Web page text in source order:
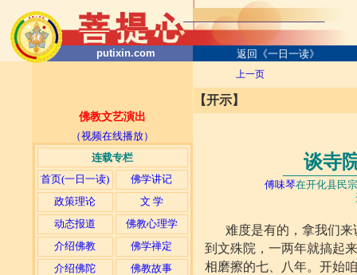
putixin.com 返回《一日一读》
佛教文艺演出
（视频在线播放）
连载专栏
首页(一日一读)
佛学讲记
政策理论
文 学
动态报道
佛教心理学
介绍佛教
佛学禅定
介绍佛陀
佛教故事
上一页
【开示】
谈寺
─────────
傅味琴在开化县民
开化文殊院
难度是有的，拿我们
到文殊院，一两年就搞起
相磨擦的七、八年。开始